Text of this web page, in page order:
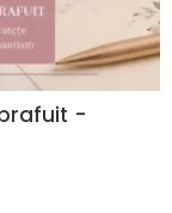
-